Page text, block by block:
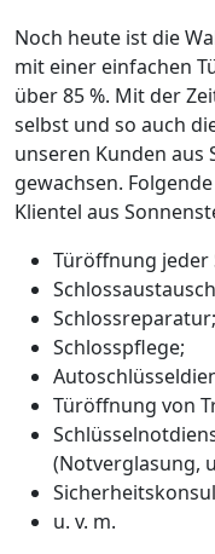
Noch heute ist die
mit einer einfachen
über 85 %. Mit der
selbst und so auch
unseren Kunden aus
gewachsen.
Klientel aus
Türöffnung jeder
Schlossreparatur;
Schlosspflege;
Türöffnung von
(Notverglasung,
u. v. m.